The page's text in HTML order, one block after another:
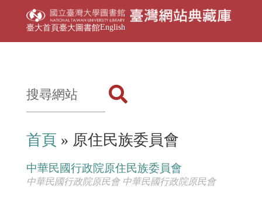
臺大首頁臺大圖書館English
首頁 » 原住民族委員會
中華民國行政院原住民族委員會
中華民國行政院原民會 中華民國行政院原民會